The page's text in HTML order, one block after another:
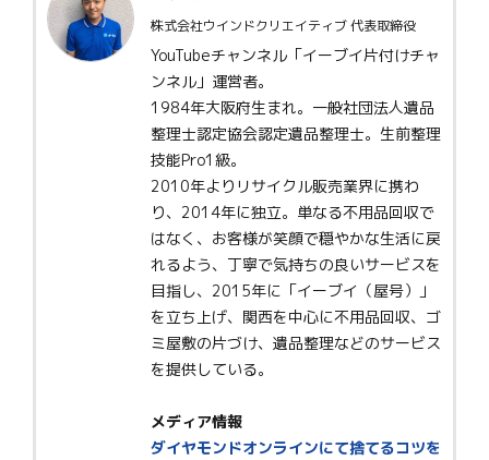
株式会社ウインドクリエイティブ 代表取締役
YouTubeチャンネル「イーブイ片付けチャ
ンネル」運営者。
1984年大阪府生まれ。一般社団法人遺品
整理士認定協会認定遺品整理士。生前整理
技能Pro1級。
2010年よりリサイクル販売業界に携わ
り、2014年に独立。単なる不用品回収で
はなく、お客様が笑顔で穏やかな生活に戻
れるよう、丁寧で気持ちの良いサービスを
目指し、2015年に「イーブイ（屋号）」
を立ち上げ、関西を中心に不用品回収、ゴ
ミ屋敷の片づけ、遺品整理などのサービス
を提供している。
メディア情報
ダイヤモンドオンラインにて捨てるコツを